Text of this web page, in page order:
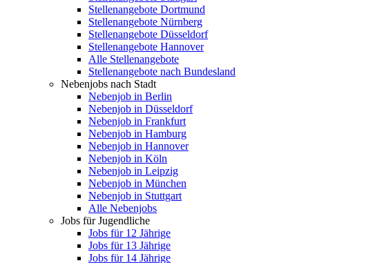
Stellenangebote Dortmund
Stellenangebote Nürnberg
Stellenangebote Düsseldorf
Stellenangebote Hannover
Alle Stellenangebote
Stellenangebote nach Bundesland
Nebenjobs nach Stadt
Nebenjob in Berlin
Nebenjob in Düsseldorf
Nebenjob in Frankfurt
Nebenjob in Hamburg
Nebenjob in Hannover
Nebenjob in Köln
Nebenjob in Leipzig
Nebenjob in München
Nebenjob in Stuttgart
Alle Nebenjobs
Jobs für Jugendliche
Jobs für 12 Jährige
Jobs für 13 Jährige
Jobs für 14 Jährige